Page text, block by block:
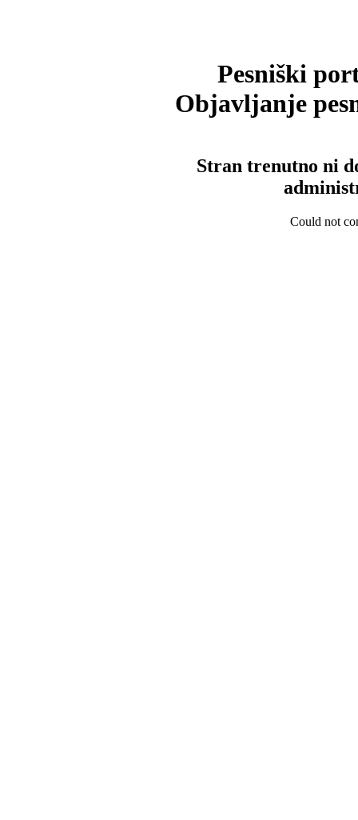
Pesniški
Objavljanje
Stran trenutno ni
Could not